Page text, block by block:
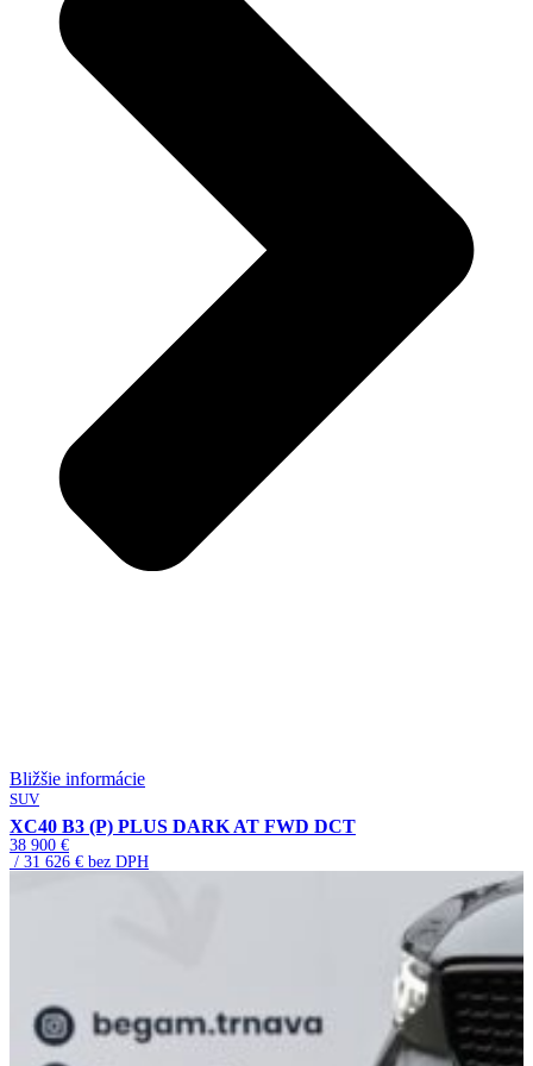
Bližšie informácie
SUV
XC40 B3 (P) PLUS DARK AT FWD DCT
38 900 €
/ 31 626 € bez DPH